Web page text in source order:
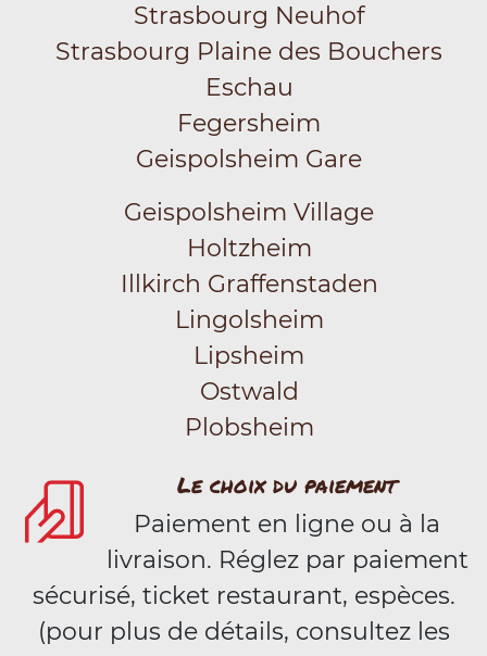
Strasbourg Neuhof
Strasbourg Plaine des Bouchers
Eschau
Fegersheim
Geispolsheim Gare
Geispolsheim Village
Holtzheim
Illkirch Graffenstaden
Lingolsheim
Lipsheim
Ostwald
Plobsheim
Le choix du paiement
Paiement en ligne ou à la
livraison. Réglez par paiement
sécurisé, ticket restaurant, espèces.
(pour plus de détails, consultez les